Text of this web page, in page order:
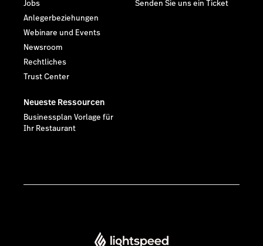
Jobs
Anlegerbeziehungen
Webinare und Events
Newsroom
Rechtliches
Trust Center
Senden Sie uns ein Ticket
Neueste Ressourcen
Businessplan Vorlage für
Ihr Restaurant